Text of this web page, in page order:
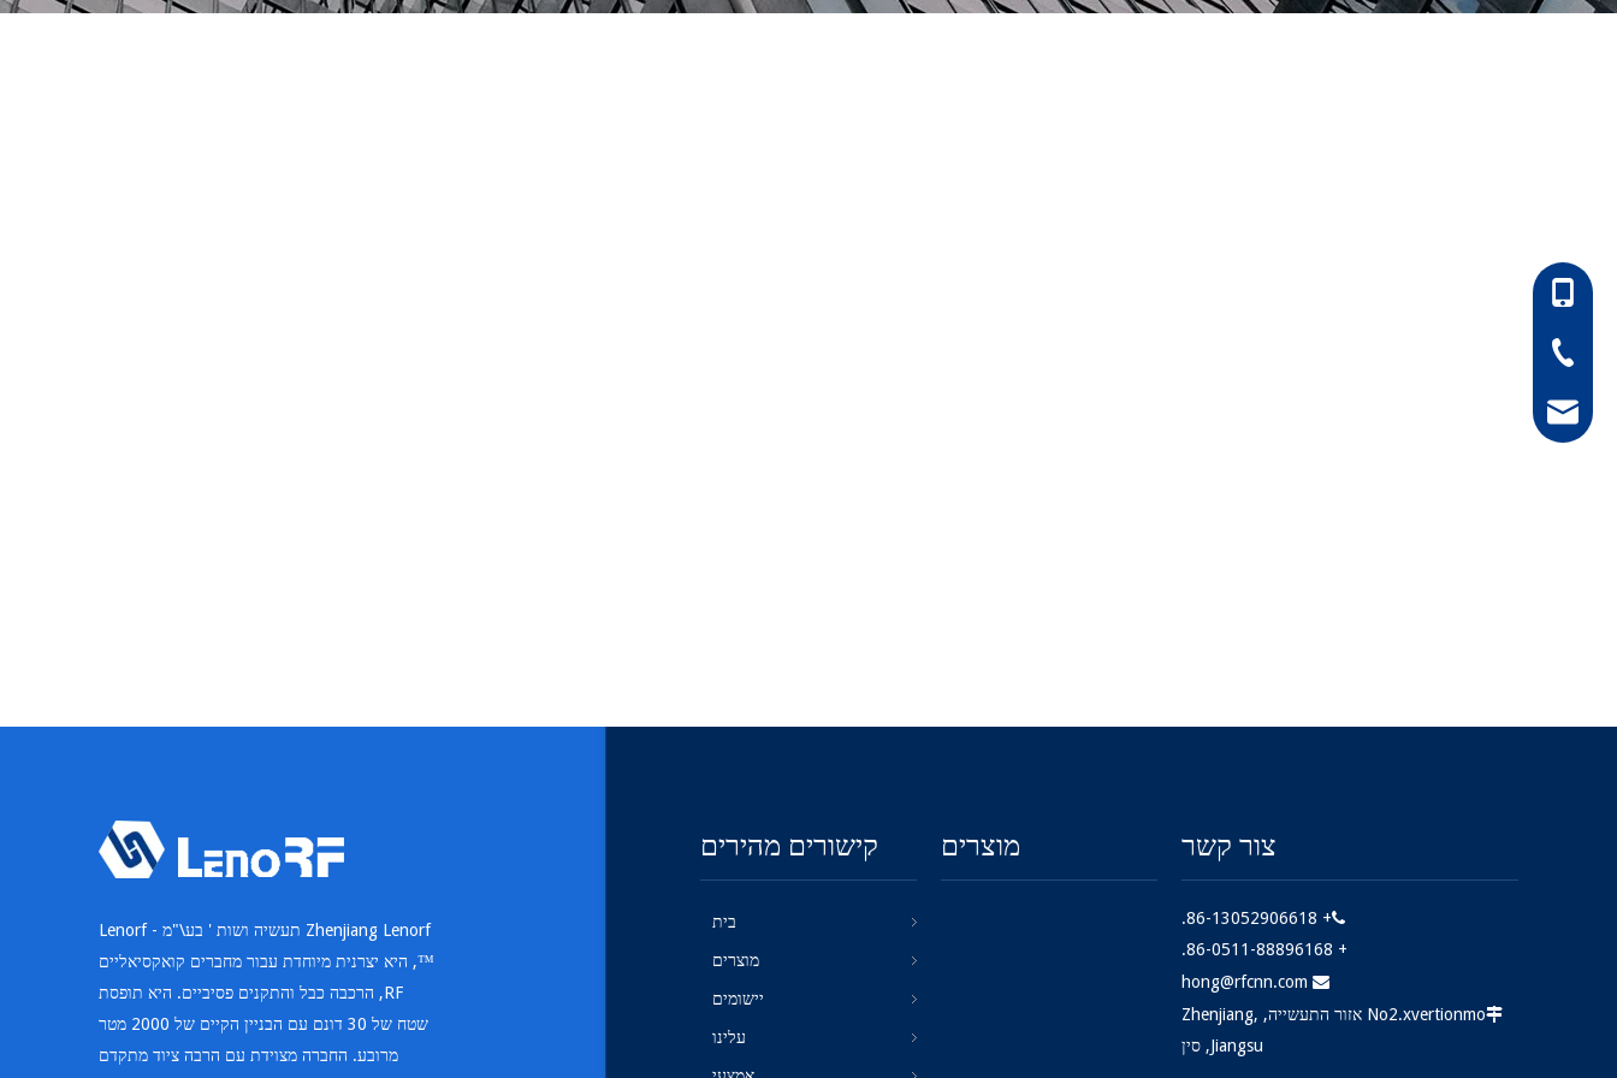
Zhenjiang Lenorf תעשיה ושות ' בע\"מ - Lenorf
™, היא יצרנית מיוחדת עבור מחברים קואקסיאליים
RF, הרכבה כבל והתקנים פסיביים. היא תופסת
שטח של 30 דונם עם הבניין הקיים של 2000 מטר
מרובע. החברה מצוידת עם הרבה ציוד מתקדם
קישורים מהירים
בית
מוצרים
יישומים
עלינו
מוצרים צור קשר

+ 86-13052906618.
+ 86-0511-88896168.

hong@rfcnn.com

No2.xvertionmo אזור התעשייה, Zhenjiang,
Jiangsu, סין
86-13052906618
86-0511-
hong@rfcnn.com